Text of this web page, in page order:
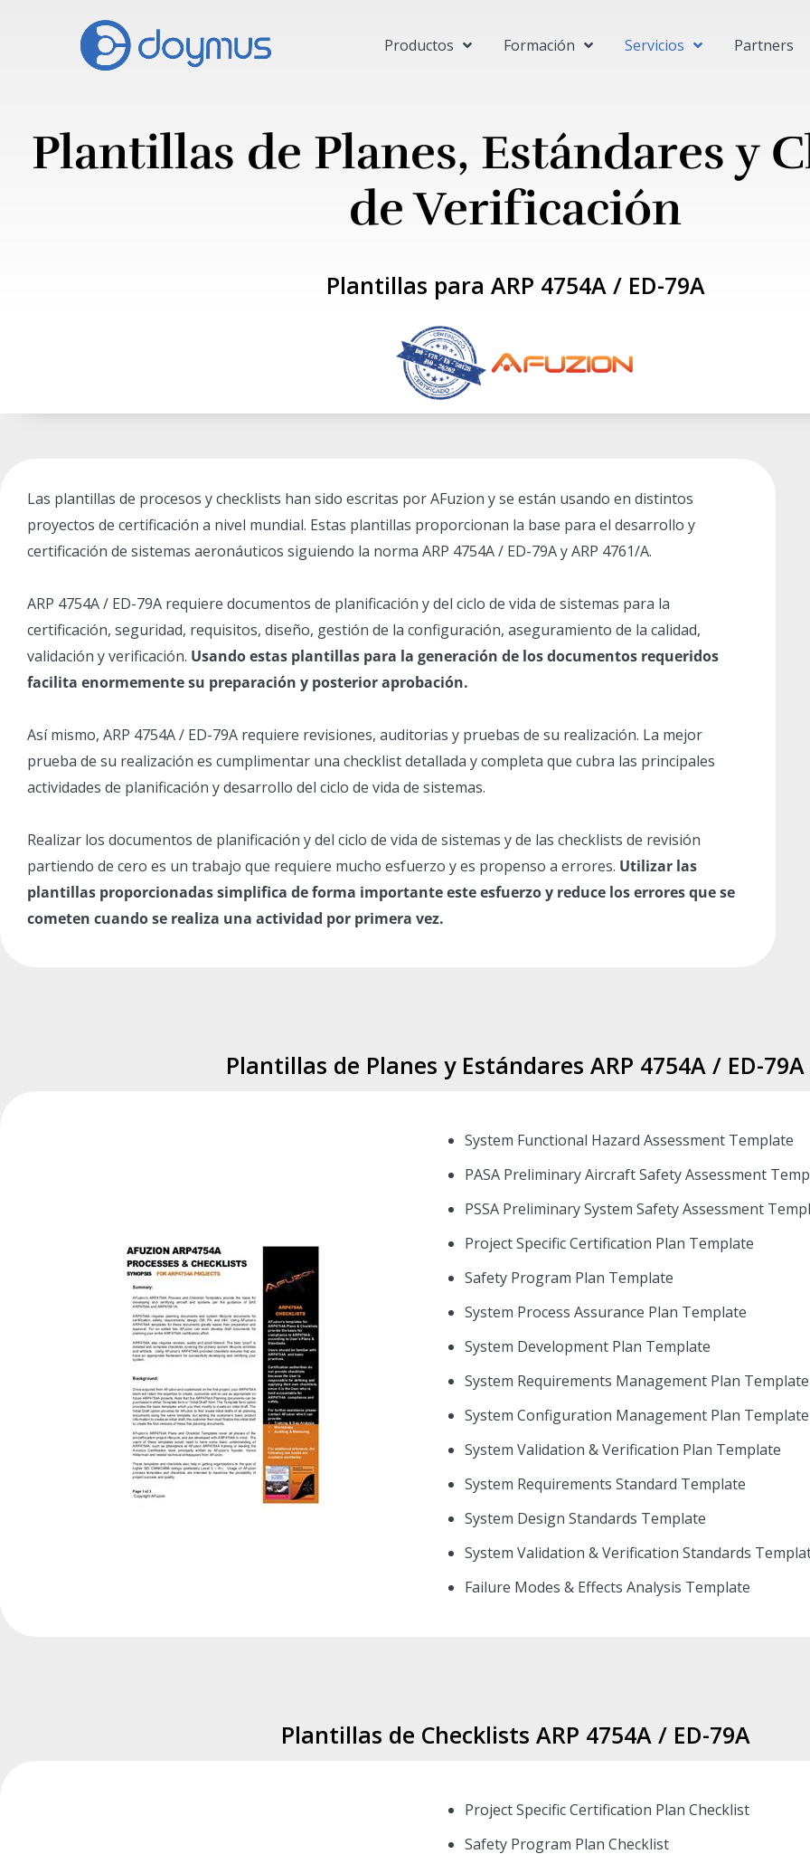
Productos Formación Servicios Partners
Plantillas de Planes, Estándares y
de Verificación
Plantillas para ARP 4754A / ED-79A
Las plantillas de procesos y checklists han sido escritas por AFuzion y se están usando en distintos
proyectos de certificación a nivel mundial. Estas plantillas proporcionan la base para el desarrollo y
certificación de sistemas aeronáuticos siguiendo la norma ARP 4754A / ED-79A y ARP 4761/A.
ARP 4754A / ED-79A requiere documentos de planificación y del ciclo de vida de sistemas para la
certificación, seguridad, requisitos, diseño, gestión de la configuración, aseguramiento de la calidad,
validación y verificación. Usando estas plantillas para la generación de los documentos requeridos
facilita enormemente su preparación y posterior aprobación.
Así mismo, ARP 4754A / ED-79A requiere revisiones, auditorias y pruebas de su realización. La mejor
prueba de su realización es cumplimentar una checklist detallada y completa que cubra las principales
actividades de planificación y desarrollo del ciclo de vida de sistemas.
Realizar los documentos de planificación y del ciclo de vida de sistemas y de las checklists de revisión
partiendo de cero es un trabajo que requiere mucho esfuerzo y es propenso a errores. Utilizar las
plantillas proporcionadas simplifica de forma importante este esfuerzo y reduce los errores que se
cometen cuando se realiza una actividad por primera vez.
Plantillas de Planes y Estándares ARP 4754A / ED-79A
System Functional Hazard Assessment Template
PASA Preliminary Aircraft Safety Assessment
PSSA Preliminary System Safety Assessment
Project Specific Certification Plan Template
Safety Program Plan Template
System Process Assurance Plan Template
System Development Plan Template
System Requirements Management Plan Template
System Configuration Management Plan Template
System Validation & Verification Plan Template
System Requirements Standard Template
System Design Standards Template
System Validation & Verification Standards
Failure Modes & Effects Analysis Template
Plantillas de Checklists ARP 4754A / ED-79A
Project Specific Certification Plan Checklist
Safety Program Plan Checklist